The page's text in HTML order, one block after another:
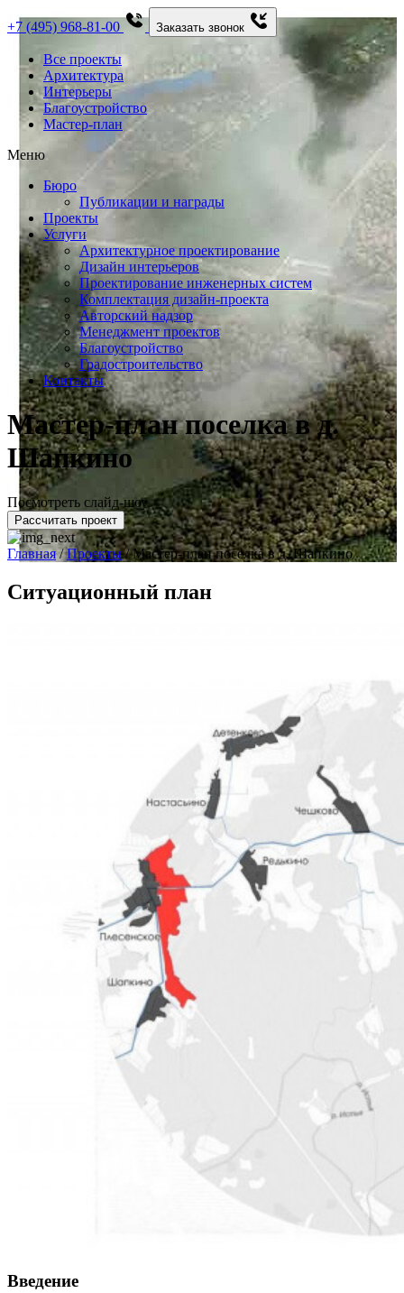
+7 (495) 968-81-00 Заказать звонок
Все проекты
Архитектура
Интерьеры
Благоустройство
Мастер-план
Меню
Бюро
Публикации и награды
Проекты
Услуги
Архитектурное проектирование
Дизайн интерьеров
Проектирование инженерных систем
Комплектация дизайн-проекта
Авторский надзор
Менеджмент проектов
Благоустройство
Градостроительство
Контакты
Мастер-план поселка в д.
Шапкино
Посмотреть слайд-шоу
Рассчитать проект
Главная /Проекты /Мастер-план поселка в д. Шапкино
Ситуационный план
Введение